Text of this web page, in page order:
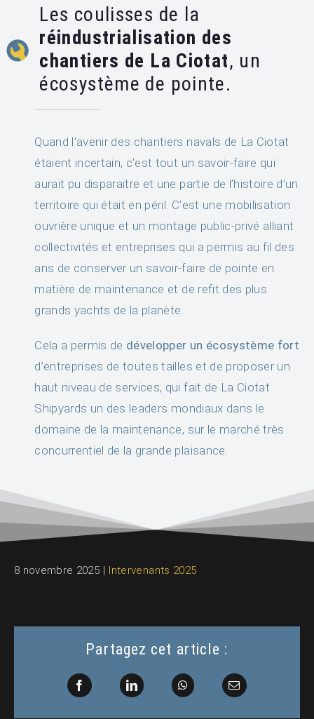
Les coulisses de la
réindustrialisation des
chantiers de La Ciotat, un
écosystème de pointe.
Quand l’avenir des chantiers navals de La Ciotat
étaient incertain, c’est tout un savoir-faire qui
aurait pu disparaitre et une partie de l’histoire d’un
territoire qui était en péril C’est une mobilisation
ouvrière unique et un montage public-privé alliant
collectivités et entreprises qui a permis au fil des
ans de conserver un savoir-faire de pointe en
matière de maintenance et de refit des plus
grands yachts de la planète.
Cela a permis de développer un écosystème fort
d’entreprises de toutes tailles et de proposer un
haut niveau de services, qui fait de La Ciotat
Shipyards un des leaders mondiaux dans le
domaine de la maintenance, sur le marché très
concurrentiel de la grande plaisance.
8 novembre 2025 Intervenants 2025
Partagez cet article :
Facebook LinkedIn WhatsAppEmail